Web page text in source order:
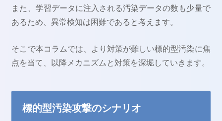
また、学習データに注入される汚染データの数も少量で
あるため、異常検知は困難であると考えます。
そこで本コラムでは、より対策が難しい標的型汚染に焦
点を当て、以降メカニズムと対策を深堀していきます。
標的型汚染攻撃のシナリオ